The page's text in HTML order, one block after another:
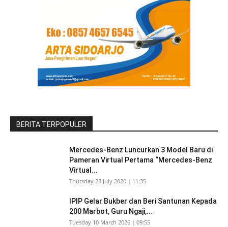
BERITA TERPOPULER
Mercedes-Benz Luncurkan 3 Model Baru di
Pameran Virtual Pertama “Mercedes-Benz
Virtual...
Thursday 23 July 2020 | 11:35
IPIP Gelar Bukber dan Beri Santunan Kepada
200 Marbot, Guru Ngaji,...
Tuesday 10 March 2026 | 09:55